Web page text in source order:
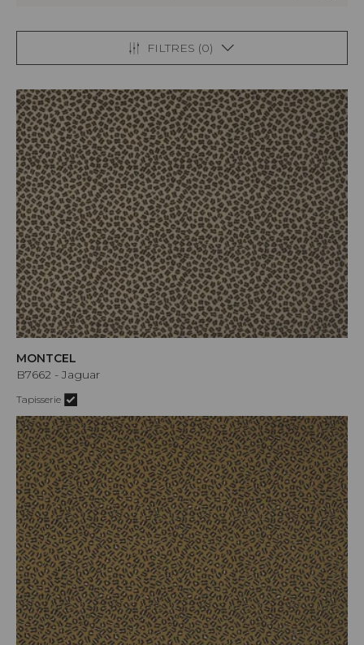
FILTRES (0)
MONTCEL
B7662 - Jaguar
Tapisserie